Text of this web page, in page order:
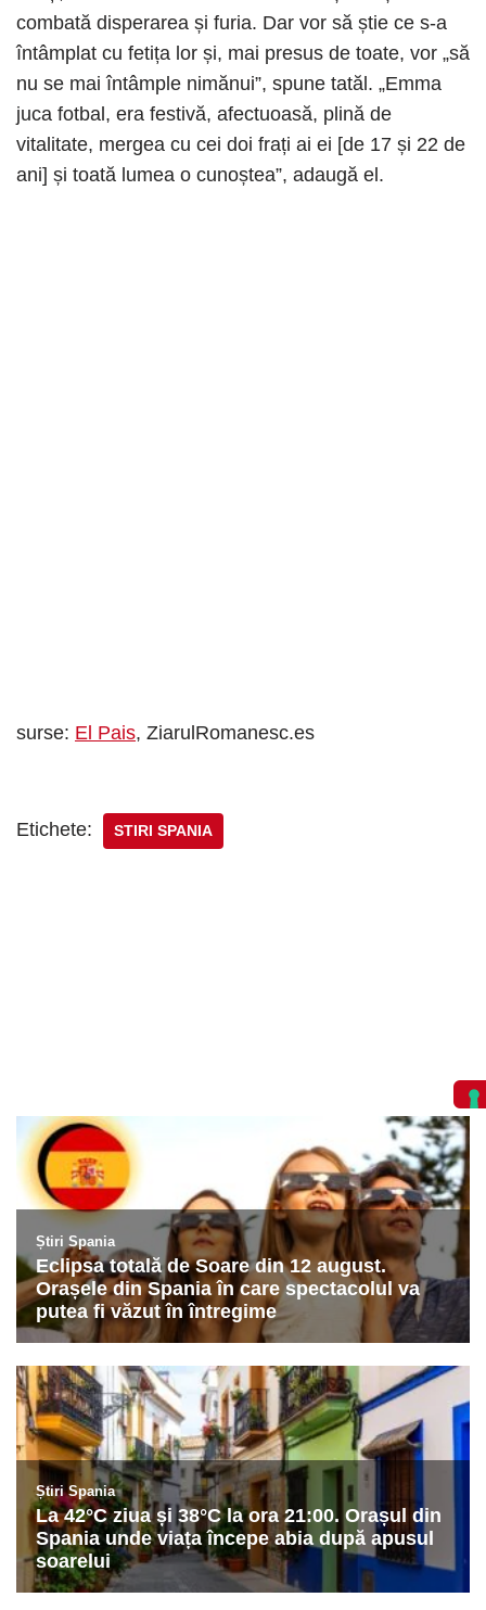
combată disperarea și furia. Dar vor să știe ce s-a
întâmplat cu fetița lor și, mai presus de toate, vor „să
nu se mai întâmple nimănui”, spune tatăl. „Emma
juca fotbal, era festivă, afectuoasă, plină de
vitalitate, mergea cu cei doi frați ai ei [de 17 și 22 de
ani] și toată lumea o cunoștea”, adaugă el.
surse: El Pais, ZiarulRomanesc.es
Etichete: STIRI SPANIA